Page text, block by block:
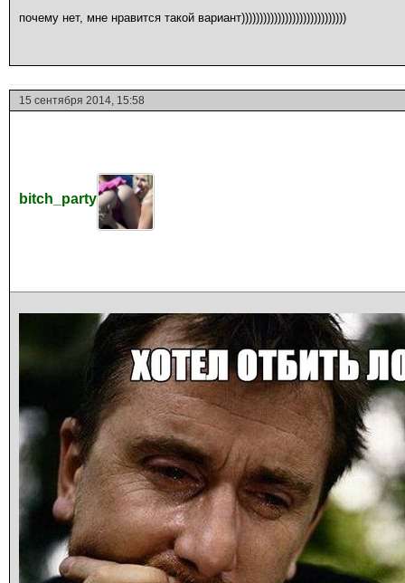
почему нет, мне нравится такой вариант)))))))))))))))))))))))))))))
15 сентября 2014, 15:58
bitch_party